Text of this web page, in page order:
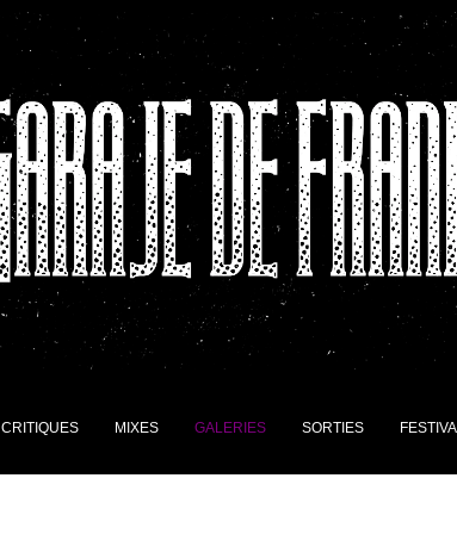
CRITIQUES MIXES GALERIES SORTIES